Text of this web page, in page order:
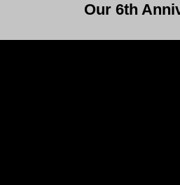
Our 6th